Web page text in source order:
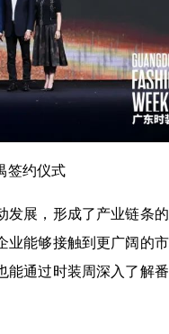
签约仪式
发展，形成了产业链条
业能够接触到更广阔的
能通过时装周深入了解